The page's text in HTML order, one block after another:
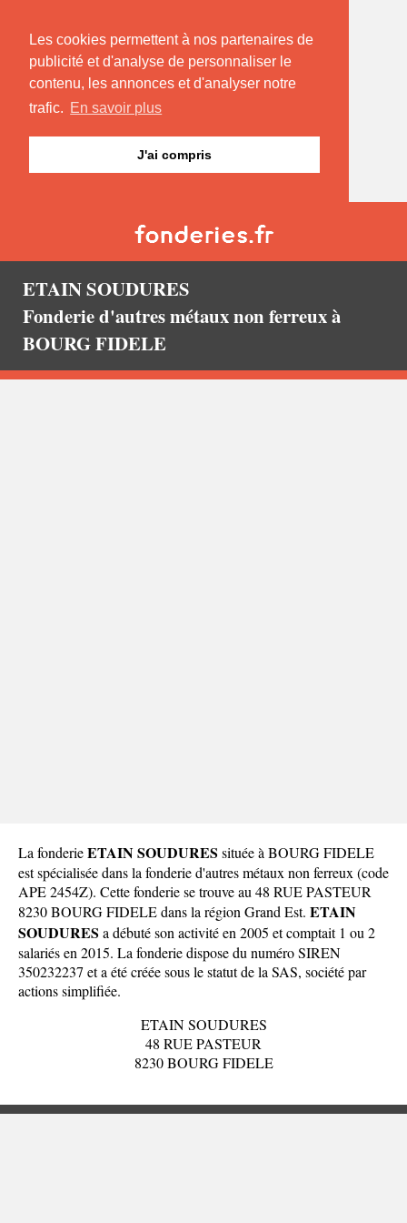
Les cookies permettent à nos partenaires de
publicité et d'analyse de personnaliser le
contenu, les annonces et d'analyser notre
trafic. En savoir plus
J'ai compris
ETAIN SOUDURES
Fonderie d'autres métaux non ferreux à
BOURG FIDELE
La fonderieETAIN SOUDURES située à BOURG FIDELE
est spécialisée dans la fonderie d'autres métaux non ferreux (code
APE 2454Z). Cette fonderie se trouve au 48 RUE PASTEUR
8230 BOURG FIDELE dans la région Grand Est. ETAIN
SOUDURES a débuté son activité en 2005 et comptait 1 ou 2
salariés en 2015. La fonderie dispose du numéro SIREN
350232237 et a été créée sous le statut de la SAS, société par
actions simplifiée.
ETAIN SOUDURES
48 RUE PASTEUR
8230 BOURG FIDELE